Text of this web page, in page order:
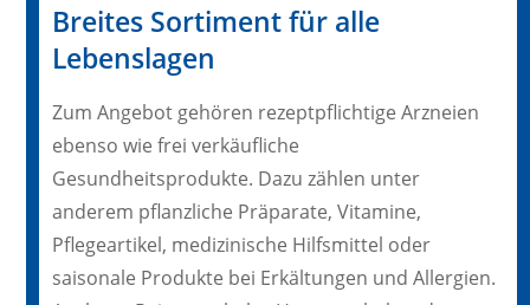
Breites Sortiment für alle
Lebenslagen
Zum Angebot gehören rezeptpflichtige Arzneien
ebenso wie frei verkäufliche
Gesundheitsprodukte. Dazu zählen unter
anderem pflanzliche Präparate, Vitamine,
Pflegeartikel, medizinische Hilfsmittel oder
saisonale Produkte bei Erkältungen und Allergien.